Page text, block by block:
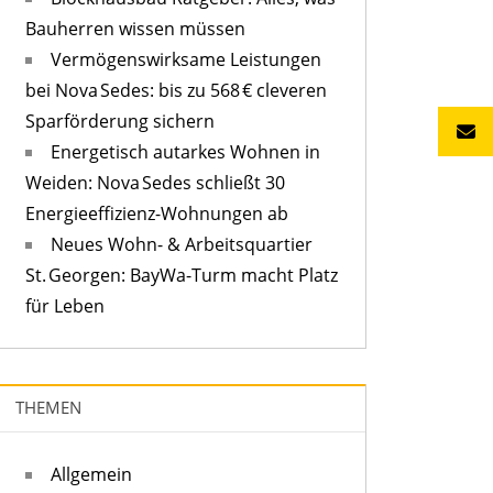
Bauherren wissen müssen
Vermögenswirksame Leistungen
bei Nova Sedes: bis zu 568 € cleveren
Sparförderung sichern
Energetisch autarkes Wohnen in
Weiden: Nova Sedes schließt 30
Energieeffizienz-Wohnungen ab
Neues Wohn- & Arbeitsquartier
St. Georgen: BayWa-Turm macht Platz
für Leben
THEMEN
Allgemein